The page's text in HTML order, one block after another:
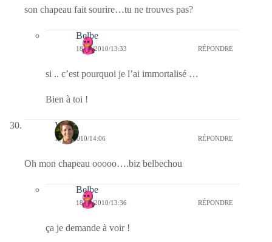
son chapeau fait sourire…tu ne trouves pas?
Belbe
18/12/2010/13:33 RÉPONDRE
si .. c’est pourquoi je l’ai immortalisé …
Bien à toi !
Véb
16/12/2010/14:06 RÉPONDRE
Oh mon chapeau ooooo….biz belbechou
Belbe
18/12/2010/13:36 RÉPONDRE
ça je demande à voir !